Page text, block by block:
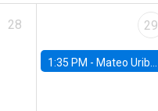
28 29
1:35 PM - Mateo Uribe-Castro, Universidad de los Andes (Colombia)